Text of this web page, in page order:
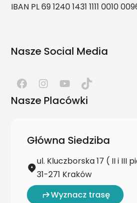
IBAN PL 69 1240 1431 1111 0010
Nasze Social Media
Nasze Placówki
Główna Siedziba
ul. Kluczborska 17 ( II i III
31-271 Kraków
Wyznacz trasę